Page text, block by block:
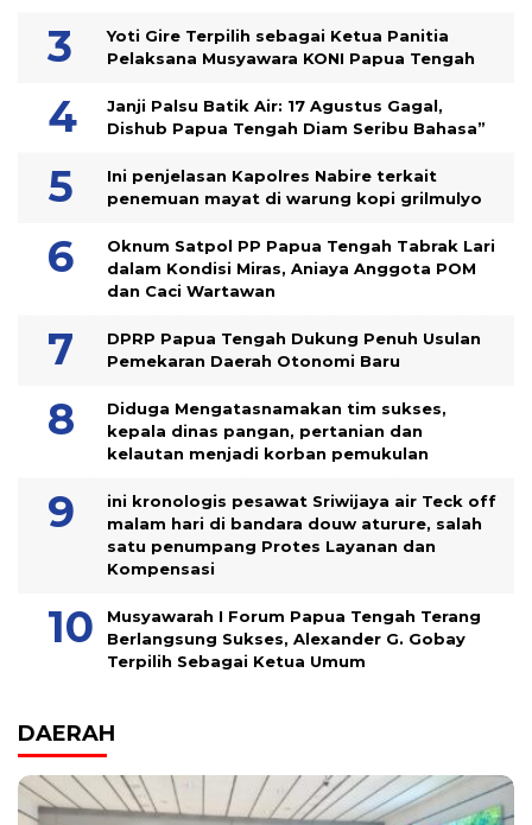
Yoti Gire Terpilih sebagai Ketua Panitia
Pelaksana Musyawara KONI Papua Tengah
Janji Palsu Batik Air: 17 Agustus Gagal,
Dishub Papua Tengah Diam Seribu Bahasa”
Ini penjelasan Kapolres Nabire terkait
penemuan mayat di warung kopi grilmulyo
Oknum Satpol PP Papua Tengah Tabrak Lari
dalam Kondisi Miras, Aniaya Anggota POM
dan Caci Wartawan
DPRP Papua Tengah Dukung Penuh Usulan
Pemekaran Daerah Otonomi Baru
Diduga Mengatasnamakan tim sukses,
kepala dinas pangan, pertanian dan
kelautan menjadi korban pemukulan
ini kronologis pesawat Sriwijaya air Teck off
malam hari di bandara douw aturure, salah
satu penumpang Protes Layanan dan
Kompensasi
Musyawarah I Forum Papua Tengah Terang
Berlangsung Sukses, Alexander G. Gobay
Terpilih Sebagai Ketua Umum
DAERAH